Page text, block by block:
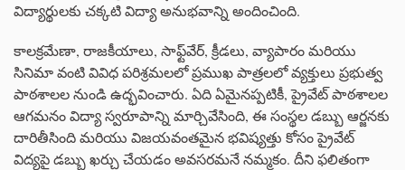
విద్యార్థులకు చక్కటి విద్యా అనుభవాన్ని అందించింది.
కాలక్రమేణా, రాజకీయాలు, సాఫ్ట్‌వేర్, క్రీడలు, వ్యాపారం మరియు
సినిమా వంటి వివిధ పరిశ్రమలలో ప్రముఖ పాత్రలలో వ్యక్తులు ప్రభుత్వ
పాఠశాలల నుండి ఉద్భవించారు. ఏది ఏమైనప్పటికీ, ప్రైవేట్ పాఠశాలల
ఆగమనం విద్యా స్వరూపాన్ని మార్చివేసింది, ఈ సంస్థల డబ్బు ఆర్జనకు
దారితీసింది మరియు విజయవంతమైన భవిష్యత్తు కోసం ప్రైవేట్
విద్యపై డబ్బు ఖర్చు చేయడం అవసరమనే నమ్మకం. దీని ఫలితంగా